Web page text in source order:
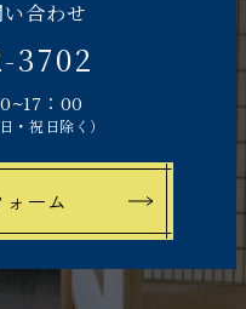
合わせ
3702
：00
・祝日除く）
ーム